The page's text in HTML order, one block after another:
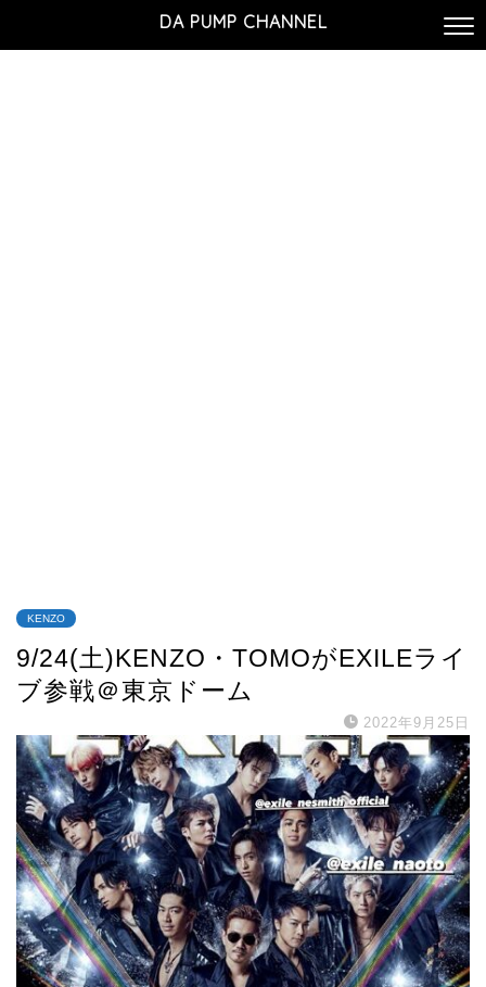
DA PUMP CHANNEL
KENZO
9/24(土)KENZO・TOMOがEXILEライ
ブ参戦＠東京ドーム
2022年9月25日